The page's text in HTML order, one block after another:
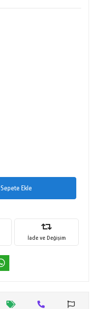
Sepete Ekle
İade ve Değişim